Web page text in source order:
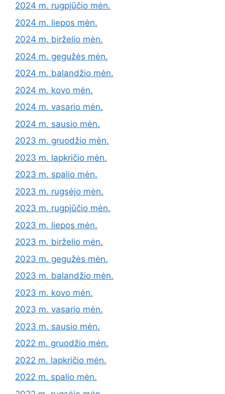
2024 m. rugpjūčio mėn.
2024 m. liepos mėn.
2024 m. birželio mėn.
2024 m. gegužės mėn.
2024 m. balandžio mėn.
2024 m. kovo mėn.
2024 m. vasario mėn.
2024 m. sausio mėn.
2023 m. gruodžio mėn.
2023 m. lapkričio mėn.
2023 m. spalio mėn.
2023 m. rugsėjo mėn.
2023 m. rugpjūčio mėn.
2023 m. liepos mėn.
2023 m. birželio mėn.
2023 m. gegužės mėn.
2023 m. balandžio mėn.
2023 m. kovo mėn.
2023 m. vasario mėn.
2023 m. sausio mėn.
2022 m. gruodžio mėn.
2022 m. lapkričio mėn.
2022 m. spalio mėn.